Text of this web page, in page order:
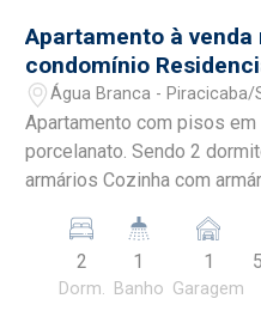
Apartamento à venda
condomínio
Giardino III
Água Branca - Piracicaba/
Apartamento com pisos em
porcelanato. Sendo 2 dormitórios com
armários Cozinha com
garagem. Condomínio com Piscina,
churrasqueira, salão de
playground. Estuda
2
Dorm.
1
Banho
1
Garagem